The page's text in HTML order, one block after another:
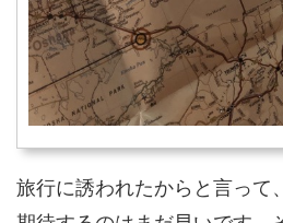
旅行に誘われたからと言って